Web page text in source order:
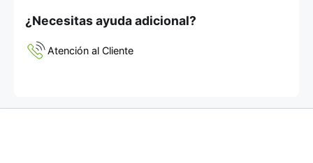
¿Necesitas ayuda adicional?
Atención al Cliente